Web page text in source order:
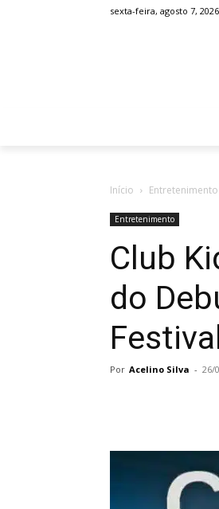
sexta-feira, agosto 7, 2026
Início Entretenimento
Entretenimento
Club
do
Por Acelino Silva - 26/